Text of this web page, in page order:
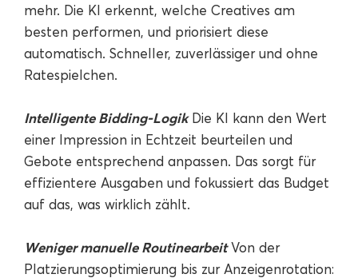
mehr. Die KI erkennt, welche Creatives am
besten performen, und priorisiert diese
automatisch. Schneller, zuverlässiger und ohne
Ratespielchen.
Intelligente Bidding-LogikDie KI kann den Wert
einer Impression in Echtzeit beurteilen und
Gebote entsprechend anpassen. Das sorgt für
effizientere Ausgaben und fokussiert das Budget
auf das, was wirklich zählt.
Weniger manuelle RoutinearbeitVon der
Platzierungsoptimierung bis zur Anzeigenrotation: